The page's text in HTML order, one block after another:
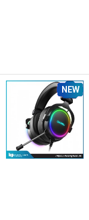
NEW